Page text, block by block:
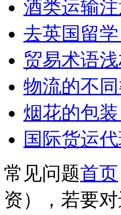
酒类运输
去英国留
贸易术语
物流的不
烟花的包
国际货运
常见问题首页
资），若要